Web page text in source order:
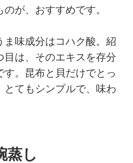
が、おすすめです。
ま味成分はコハク酸。紹
目は、そのエキスを存分
す。昆布と貝だけでとっ
とてもシンプルで、味わ
蒸し